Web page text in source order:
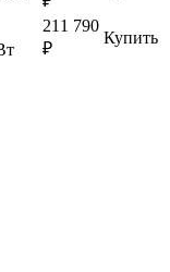
211 790
₽
Купить